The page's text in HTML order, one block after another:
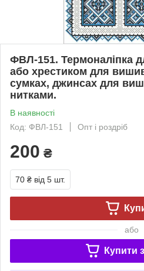
ФВЛ-151. Термоналіпка
або хрестиком для
сумках, джинсах для
нитками.
В наявності
Код: ФВЛ-151
Опт і роздріб
200 ₴
70 ₴ від 5 шт.
або
Купити з